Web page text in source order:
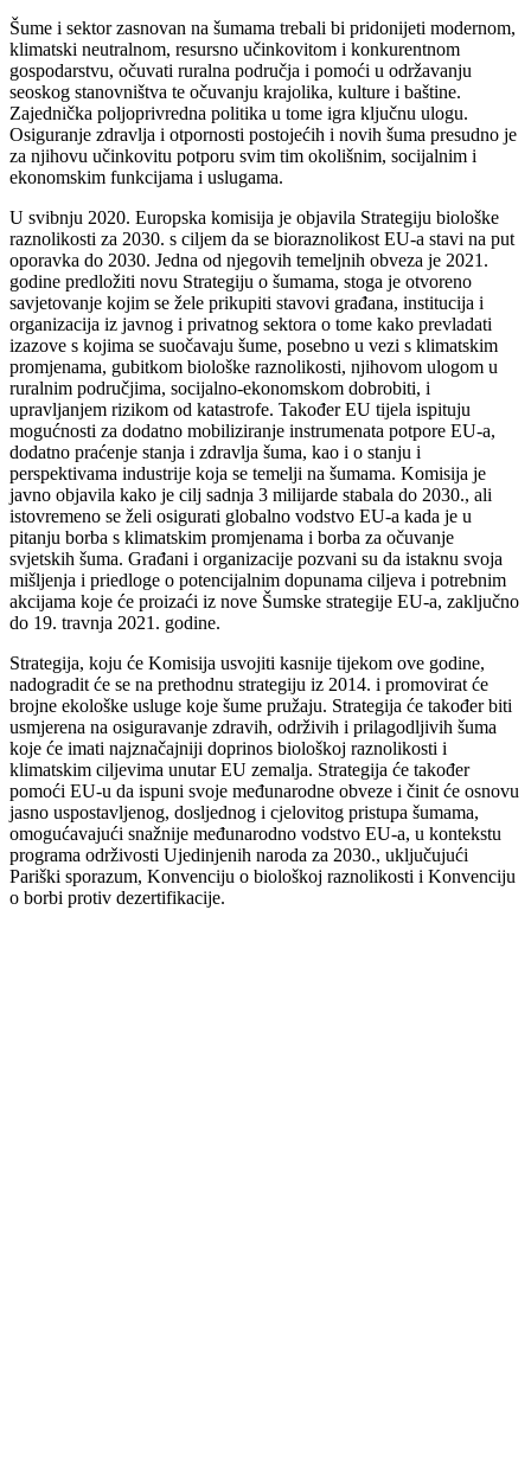
Šume i sektor zasnovan na šumama trebali bi pridonijeti modernom,
klimatski neutralnom, resursno učinkovitom i konkurentnom
gospodarstvu, očuvati ruralna područja i pomoći u održavanju
seoskog stanovništva te očuvanju krajolika, kulture i baštine.
Zajednička poljoprivredna politika u tome igra ključnu ulogu.
Osiguranje zdravlja i otpornosti postojećih i novih šuma presudno je
za njihovu učinkovitu potporu svim tim okolišnim, socijalnim i
ekonomskim funkcijama i uslugama.
U svibnju 2020. Europska komisija je objavila Strategiju biološke
raznolikosti za 2030. s ciljem da se bioraznolikost EU-a stavi na put
oporavka do 2030. Jedna od njegovih temeljnih obveza je 2021.
godine predložiti novu Strategiju o šumama, stoga je otvoreno
savjetovanje kojim se žele prikupiti stavovi građana, institucija i
organizacija iz javnog i privatnog sektora o tome kako prevladati
izazove s kojima se suočavaju šume, posebno u vezi s klimatskim
promjenama, gubitkom biološke raznolikosti, njihovom ulogom u
ruralnim područjima, socijalno-ekonomskom dobrobiti, i
upravljanjem rizikom od katastrofe. Također EU tijela ispituju
mogućnosti za dodatno mobiliziranje instrumenata potpore EU-a,
dodatno praćenje stanja i zdravlja šuma, kao i o stanju i
perspektivama industrije koja se temelji na šumama. Komisija je
javno objavila kako je cilj sadnja 3 milijarde stabala do 2030., ali
istovremeno se želi osigurati globalno vodstvo EU-a kada je u
pitanju borba s klimatskim promjenama i borba za očuvanje
svjetskih šuma. Građani i organizacije pozvani su da istaknu svoja
mišljenja i priedloge o potencijalnim dopunama ciljeva i potrebnim
akcijama koje će proizaći iz nove Šumske strategije EU-a, zaključno
do 19. travnja 2021. godine.
Strategija, koju će Komisija usvojiti kasnije tijekom ove godine,
nadogradit će se na prethodnu strategiju iz 2014. i promovirat će
brojne ekološke usluge koje šume pružaju. Strategija će također biti
usmjerena na osiguravanje zdravih, održivih i prilagodljivih šuma
koje će imati najznačajniji doprinos biološkoj raznolikosti i
klimatskim ciljevima unutar EU zemalja. Strategija će također
pomoći EU-u da ispuni svoje međunarodne obveze i činit će osnovu
jasno uspostavljenog, dosljednog i cjelovitog pristupa šumama,
omogućavajući snažnije međunarodno vodstvo EU-a, u kontekstu
programa održivosti Ujedinjenih naroda za 2030., uključujući
Pariški sporazum, Konvenciju o biološkoj raznolikosti i Konvenciju
o borbi protiv dezertifikacije.